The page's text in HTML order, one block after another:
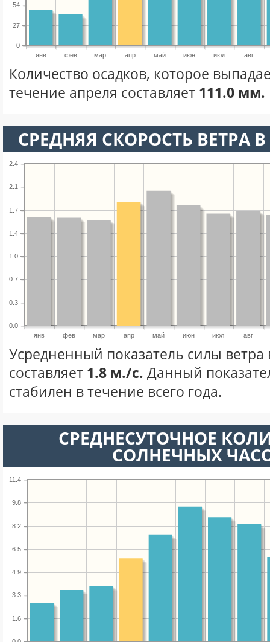
янв фев мар апр май июн июл авг
0
27
54
Количество осадков, которое
течение апреля составляет 111.0 мм.
СРЕДНЯЯ СКОРОСТЬ ВЕТРА
янв фев мар апр май июн июл авг
0.0
0.3
0.7
1.0
1.4
1.7
2.1
2.4
Усредненный показатель силы ветра
составляет 1.8 м./с. Данный
стабилен в течение всего года.
СРЕДНЕСУТОЧНОЕ
СОЛНЕЧНЫХ
1.6
3.3
4.9
6.5
8.2
9.8
11.4